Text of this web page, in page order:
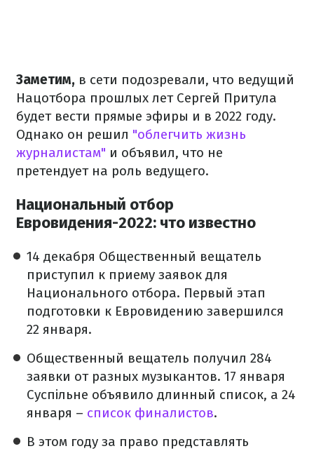
Заметим, в сети подозревали, что ведущий
Нацотбора прошлых лет Сергей Притула
будет вести прямые эфиры и в 2022 году.
Однако он решил "облегчить жизнь
журналистам" и объявил, что не
претендует на роль ведущего.
Национальный отбор
Евровидения-2022: что известно
14 декабря Общественный вещатель
приступил к приему заявок для
Национального отбора. Первый этап
подготовки к Евровидению завершился
22 января.
Общественный вещатель получил 284
заявки от разных музыкантов. 17 января
Суспільне объявило длинный список, а 24
января – список финалистов.
В этом году за право представлять